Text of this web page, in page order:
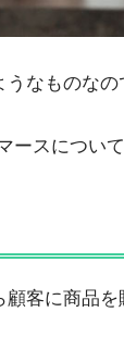
なものなの
スについ
客に商品を